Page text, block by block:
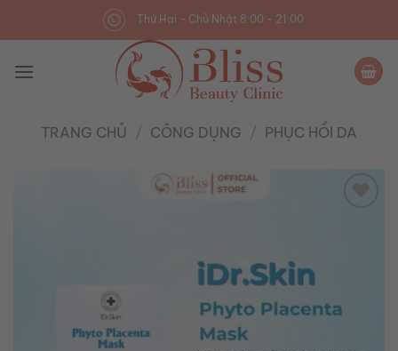
Thứ Hai - Chủ Nhật 8:00 - 21:00
TRANG CHỦ / CÔNG DỤNG / PHỤC HỒI DA